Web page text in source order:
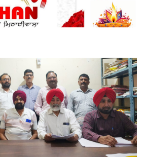
यूनियन ने जीता मजदूरों का